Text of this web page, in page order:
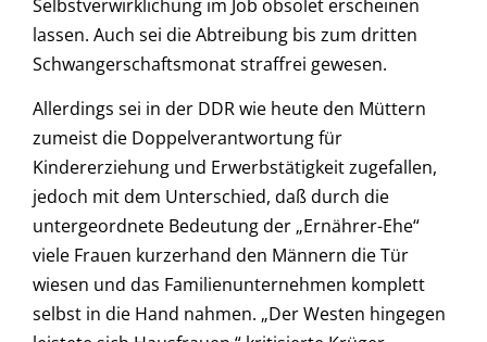
Selbstverwirklichung im Job obsolet erscheinen
lassen. Auch sei die Abtreibung bis zum dritten
Schwangerschaftsmonat straffrei gewesen.
Allerdings sei in der DDR wie heute den Müttern
zumeist die Doppelverantwortung für
Kindererziehung und Erwerbstätigkeit zugefallen,
jedoch mit dem Unterschied, daß durch die
untergeordnete Bedeutung der „Ernährer-Ehe“
viele Frauen kurzerhand den Männern die Tür
wiesen und das Familienunternehmen komplett
selbst in die Hand nahmen. „Der Westen hingegen